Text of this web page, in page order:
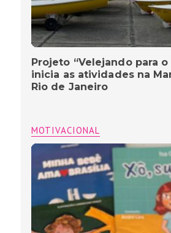
Projeto “Velejando para o
inicia as atividades na
Rio de Janeiro
MOTIVACIONAL